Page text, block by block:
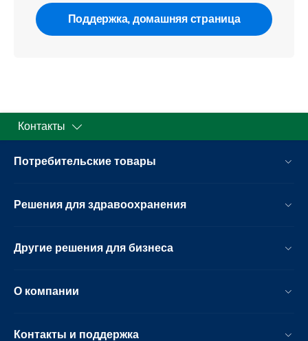
Поддержка, домашняя страница
Контакты
Потребительские товары
Решения для здравоохранения
Другие решения для бизнеса
О компании
Контакты и поддержка